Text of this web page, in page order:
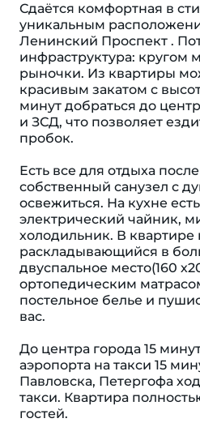
Сдаётся комфортная в
уникальным
Ленинский Проспект .
инфраструктура: кругом
рыночки. Из квартиры
красивым закатом с
минут добраться до
и ЗСД, что позволяет
пробок.
Есть вcе для oтдыxа
собственный санузел с
освежиться. На кухне
электрический чайник,
холодильник. В квартире
раскладывающийся в
двуспальное место(160
ортопедическим
постельное белье и
вас.
До центра города 15
аэропорта на такси 15
Павловска, Петергофа
такси. Квартира
гостей.